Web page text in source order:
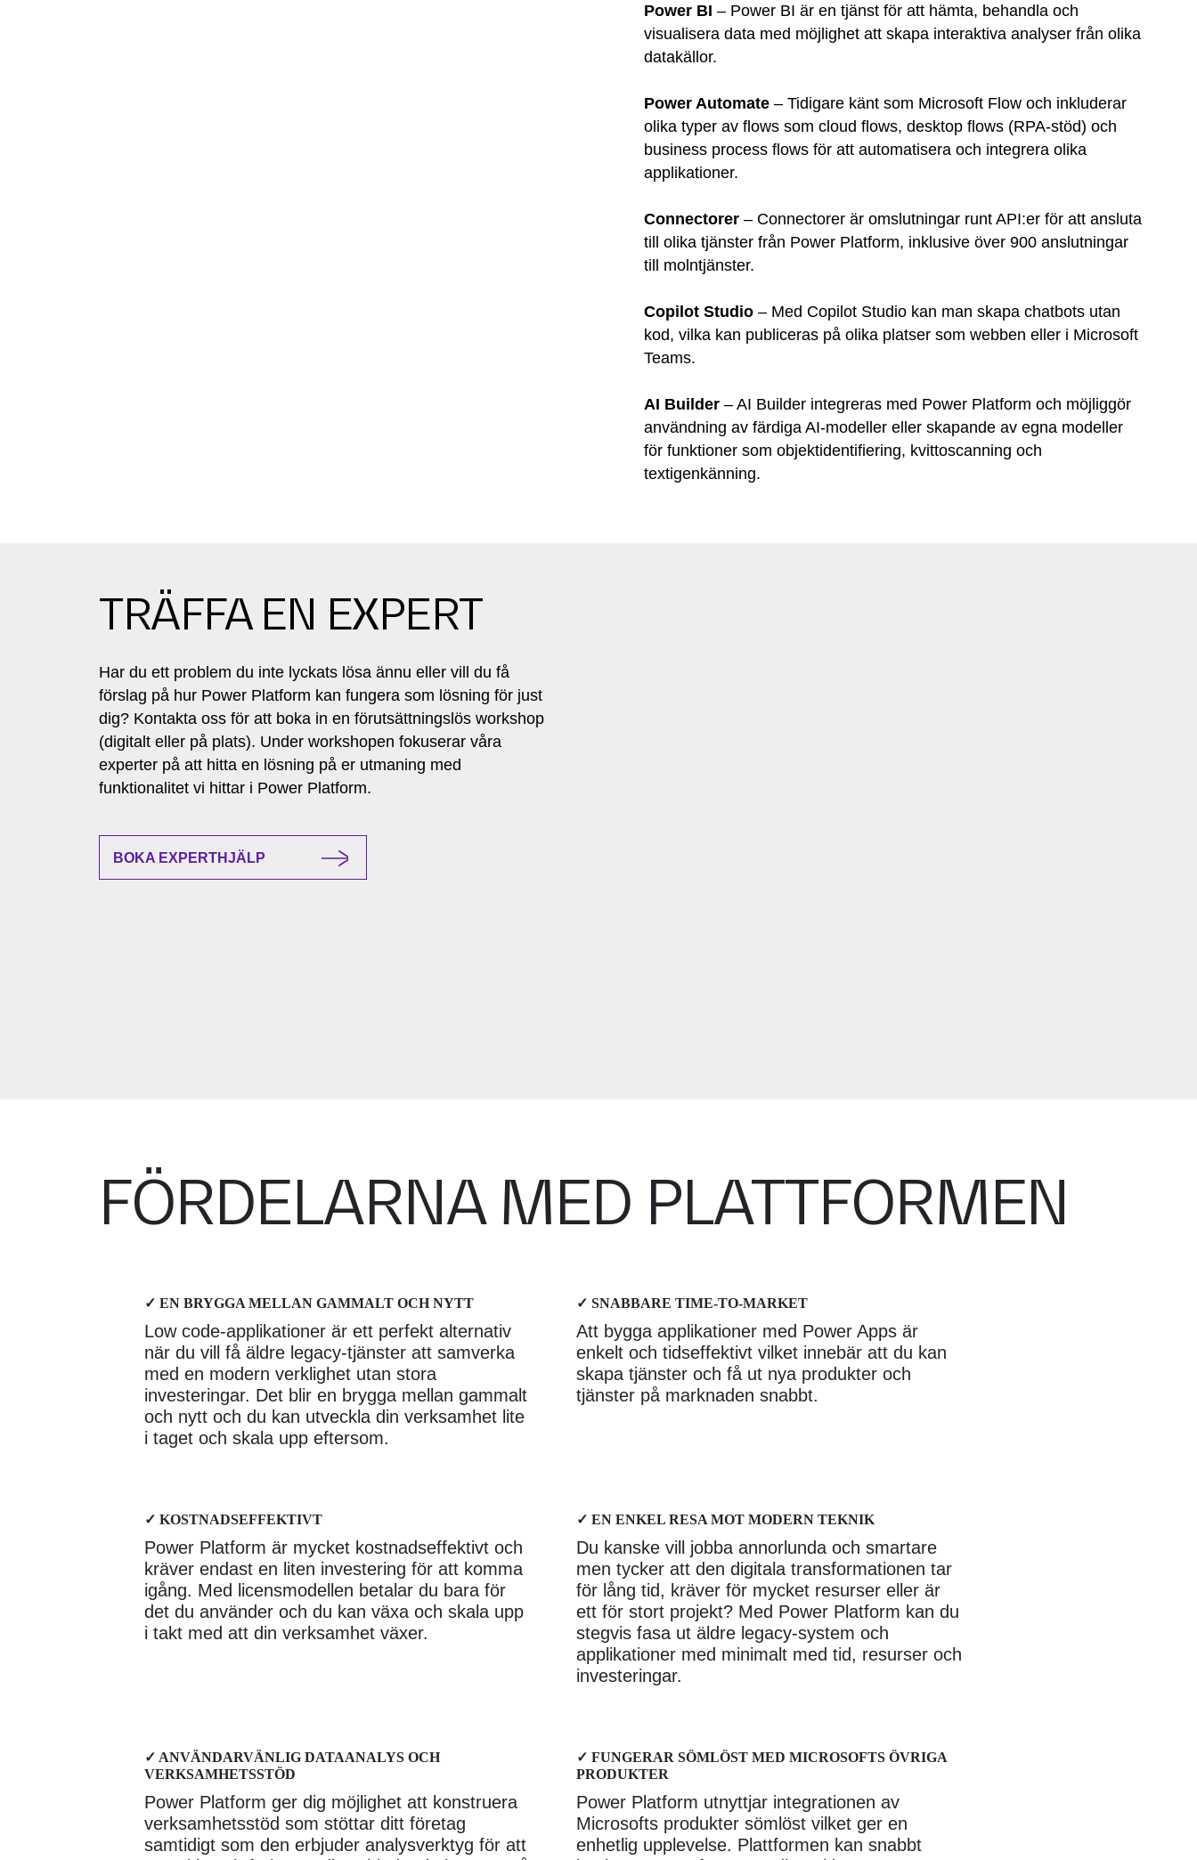
Power BI – Power BI är en tjänst för att hämta, behandla och
visualisera data med möjlighet att skapa interaktiva analyser från olika
datakällor.
Power Automate – Tidigare känt som Microsoft Flow och inkluderar
olika typer av flows som cloud flows, desktop flows (RPA-stöd) och
business process flows för att automatisera och integrera olika
applikationer.
Connectorer – Connectorer är omslutningar runt API:er för att ansluta
till olika tjänster från Power Platform, inklusive över 900 anslutningar
till molntjänster.
Copilot Studio – Med Copilot Studio kan man skapa chatbots utan
kod, vilka kan publiceras på olika platser som webben eller i Microsoft
Teams.
AI Builder – AI Builder integreras med Power Platform och möjliggör
användning av färdiga AI-modeller eller skapande av egna modeller
för funktioner som objektidentifiering, kvittoscanning och
textigenkänning.
TRÄFFA EN EXPERT
Har du ett problem du inte lyckats lösa ännu eller vill du få
förslag på hur Power Platform kan fungera som lösning för just
dig? Kontakta oss för att boka in en förutsättningslös workshop
(digitalt eller på plats). Under workshopen fokuserar våra
experter på att hitta en lösning på er utmaning med
funktionalitet vi hittar i Power Platform.
BOKA EXPERTHJÄLP
FÖRDELARNA MED PLATTFORMEN
✓ EN BRYGGA MELLAN GAMMALT OCH NYTT
Low code-applikationer är ett perfekt alternativ
när du vill få äldre legacy-tjänster att samverka
med en modern verklighet utan stora
investeringar. Det blir en brygga mellan gammalt
och nytt och du kan utveckla din verksamhet lite
i taget och skala upp eftersom.
✓ SNABBARE TIME-TO-MARKET
Att bygga applikationer med Power Apps är
enkelt och tidseffektivt vilket innebär att du kan
skapa tjänster och få ut nya produkter och
tjänster på marknaden snabbt.
✓ KOSTNADSEFFEKTIVT
Power Platform är mycket kostnadseffektivt och
kräver endast en liten investering för att komma
igång. Med licensmodellen betalar du bara för
det du använder och du kan växa och skala upp
i takt med att din verksamhet växer.
✓ EN ENKEL RESA MOT MODERN TEKNIK
Du kanske vill jobba annorlunda och smartare
men tycker att den digitala transformationen tar
för lång tid, kräver för mycket resurser eller är
ett för stort projekt? Med Power Platform kan du
stegvis fasa ut äldre legacy-system och
applikationer med minimalt med tid, resurser och
investeringar.
✓ ANVÄNDARVÄNLIG DATAANALYS OCH
VERKSAMHETSSTÖD
Power Platform ger dig möjlighet att konstruera
verksamhetsstöd som stöttar ditt företag
samtidigt som den erbjuder analysverktyg för att
✓ FUNGERAR SÖMLÖST MED MICROSOFTS ÖVRIGA
PRODUKTER
Power Platform utnyttjar integrationen av
Microsofts produkter sömlöst vilket ger en
enhetlig upplevelse. Plattformen kan snabbt